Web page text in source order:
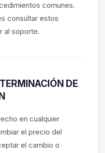
comunes.
consultar estos
al soporte.
DE
en cualquier
el precio del
el cambio o